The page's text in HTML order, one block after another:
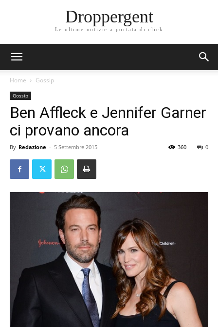
Droppergent
Le ultime notizie a portata di click
Home Gossip
Gossip
Ben Affleck e Jennifer Garner
ci provano ancora
By Redazione - 5 Settembre 2015 0
360